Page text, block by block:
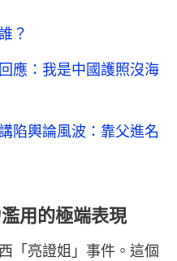
？
應：我是中國護照沒海
陷輿論風波：靠父進名
用的極端表現
「亮證姐」事件。這個